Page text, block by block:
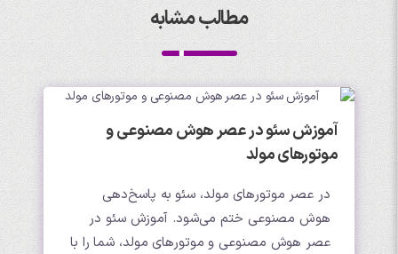
مطالب مشابه
آموزش سئو در عصر هوش مصنوعی و
موتورهای مولد
در عصر موتورهای مولد، سئو به پاسخ‌دهی
هوش مصنوعی ختم می‌شود. آموزش سئو در
عصر هوش مصنوعی و موتورهای مولد، شما را با